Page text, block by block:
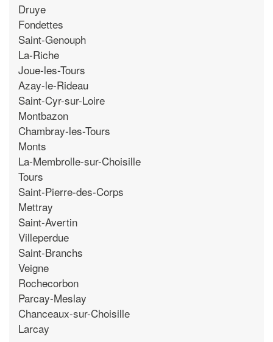
Druye
Fondettes
Saint-Genouph
La-Riche
Joue-les-Tours
Azay-le-Rideau
Saint-Cyr-sur-Loire
Montbazon
Chambray-les-Tours
Monts
La-Membrolle-sur-Choisille
Tours
Saint-Pierre-des-Corps
Mettray
Saint-Avertin
Villeperdue
Saint-Branchs
Veigne
Rochecorbon
Parcay-Meslay
Chanceaux-sur-Choisille
Larcay